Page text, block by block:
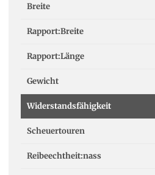
Breite
Rapport:Breite
Rapport:Länge
Gewicht
Widerstandsfähigkeit
Scheuertouren
Reibeechtheit:nass